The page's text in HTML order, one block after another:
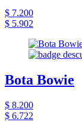
$ 7.200
$ 5.902
Bota Bowie
$ 8.200
$ 6.722